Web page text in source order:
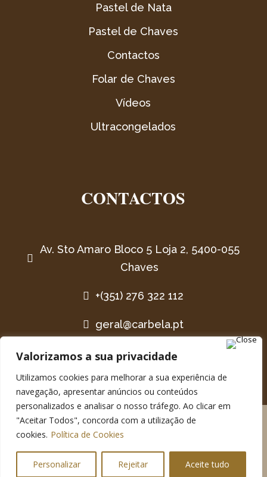
Valorizamos a sua privacidade
Utilizamos cookies para melhorar a sua experiência de
navegação, apresentar anúncios ou conteúdos
personalizados e analisar o nosso tráfego. Ao clicar em
"Aceitar Todos", concorda com a utilização de
cookies. Política de Cookies
Personalizar Rejeitar Aceite tudo
Pastel de Nata
Pastel de Chaves
Contactos
Folar de Chaves
Vídeos
Ultracongelados
CONTACTOS

Av. Sto Amaro Bloco 5 Loja 2, 5400-055
Chaves
 +(351) 276 322 112
 geral@carbela.pt
Powered by Brand 22
Política De Privacidade Termos de Uso